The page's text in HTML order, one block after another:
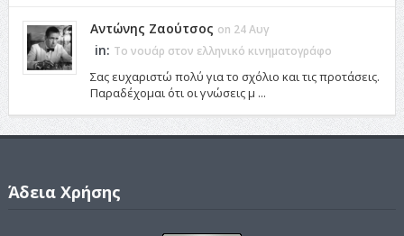
Αντώνης Ζαούτσος on 24 Αυγ
in: Το νουάρ στον ελληνικό κινηματογράφο
Σας ευχαριστώ πολύ για το σχόλιο και τις προτάσεις.
Παραδέχομαι ότι οι γνώσεις μ ...
Άδεια Χρήσης